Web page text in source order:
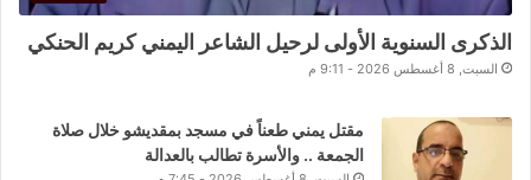
الذكرى السنوية الأولى لرحيل الشاعر اليمني كريم الحنكي
السبت, 8 أغسطس 2026 - 9:11 م
مقتل يمني طعناً في مسجد بمقديشو خلال صلاة
الجمعة .. والأسرة تطالب بالعدالة